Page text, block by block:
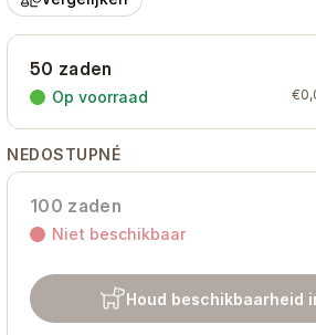
50 zaden
Op voorraad €0,
NEDOSTUPNÉ
100 zaden
Niet beschikbaar
Houd beschikbaarheid